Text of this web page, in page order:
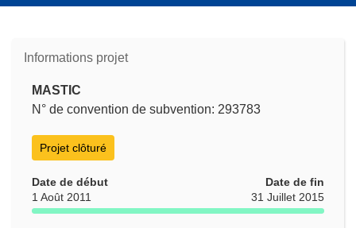
Informations projet
MASTIC
N° de convention de subvention: 293783
Projet clôturé
Date de début
1 Août 2011
Date de fin
31 Juillet 2015